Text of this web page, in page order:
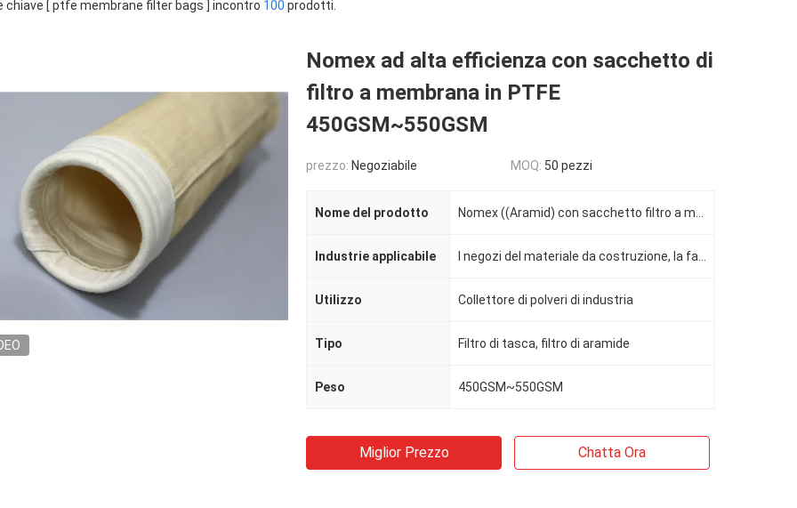
chiave [ ptfe membrane filter bags ] incontro 100 prodotti.
Nomex ad alta efficienza con sacchetto di
filtro a membrana in PTFE
450GSM~550GSM
prezzo: Negoziabile MOQ: 50 pezzi
Nome del prodotto
Industrie applicabile
Utilizzo Collettore di polveri di industria
Tipo Filtro di tasca, filtro di aramide
Peso 450GSM~550GSM
Miglior Prezzo Chatta Ora